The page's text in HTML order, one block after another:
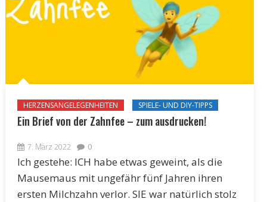
HERZENSANGELEGENHEITEN SPIELE- UND DIY-TIPPS
Ein Brief von der Zahnfee – zum ausdrucken!
7. März 2022 0
Ich gestehe: ICH habe etwas geweint, als die
Mausemaus mit ungefähr fünf Jahren ihren
ersten Milchzahn verlor. SIE war natürlich stolz